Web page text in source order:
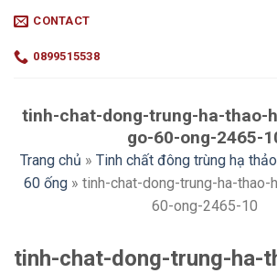
content
CONTACT
0899515538
tinh-chat-dong-trung-ha-thao-
go-60-ong-2465-
Trang chủ » Tinh chất đông trùng hạ
60 ống » tinh-chat-dong-trung-ha-thao-
60-ong-2465-10
tinh-chat-dong-trung-ha-